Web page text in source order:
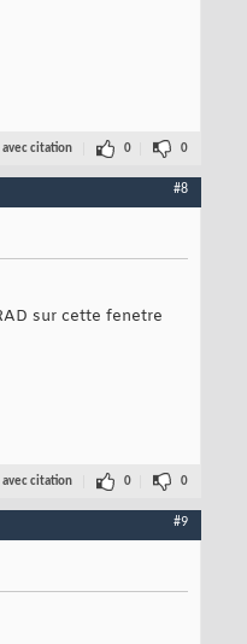
avec citation 0 0
#8
sur cette fenetre
avec citation 0 0
#9